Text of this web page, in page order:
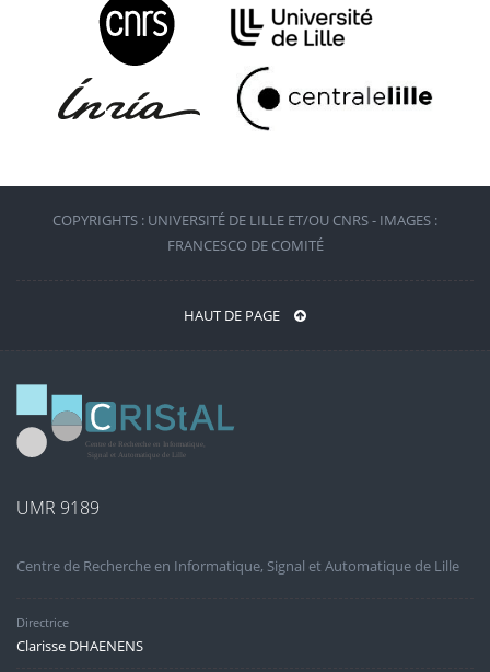
COPYRIGHTS : UNIVERSITÉ DE LILLE ET/OU CNRS - IMAGES :
FRANCESCO DE COMITÉ
HAUT DE PAGE
UMR 9189
Centre de Recherche en Informatique, Signal et Automatique de Lille
Directrice
Clarisse DHAENENS